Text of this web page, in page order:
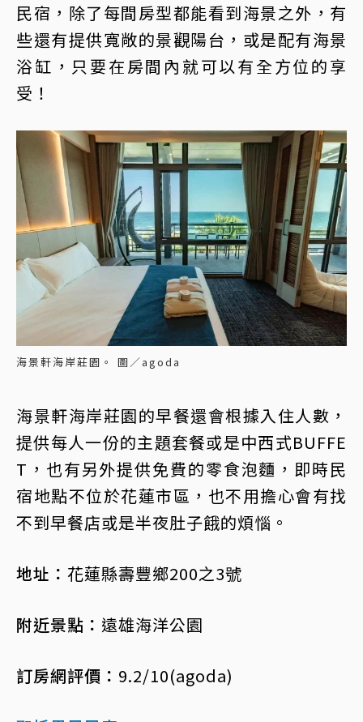
民宿，除了每間房型都能看到海景之外，有
些還有提供寬敞的景觀陽台，或是配有海景
浴缸，只要在房間內就可以有全方位的享
受！
海景軒海岸莊園。 圖／agoda
海景軒海岸莊園的早餐還會根據入住人數，
提供每人一份的主題套餐或是中西式BUFFE
T，也有另外提供免費的零食泡麵，即時民
宿地點不位於花蓮市區，也不用擔心會有找
不到早餐店或是半夜肚子餓的煩惱。
地址： 花蓮縣壽豐鄉200之3號
附近景點： 遠雄海洋公園
訂房網評價： 9.2/10(agoda)